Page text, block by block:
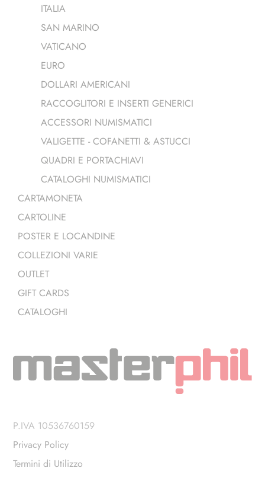
ITALIA
SAN MARINO
VATICANO
EURO
DOLLARI AMERICANI
RACCOGLITORI E INSERTI GENERICI
ACCESSORI NUMISMATICI
VALIGETTE - COFANETTI & ASTUCCI
QUADRI E PORTACHIAVI
CATALOGHI NUMISMATICI
CARTAMONETA
CARTOLINE
POSTER E LOCANDINE
COLLEZIONI VARIE
OUTLET
GIFT CARDS
CATALOGHI
P.IVA 10536760159
Privacy Policy
Termini di Utilizzo